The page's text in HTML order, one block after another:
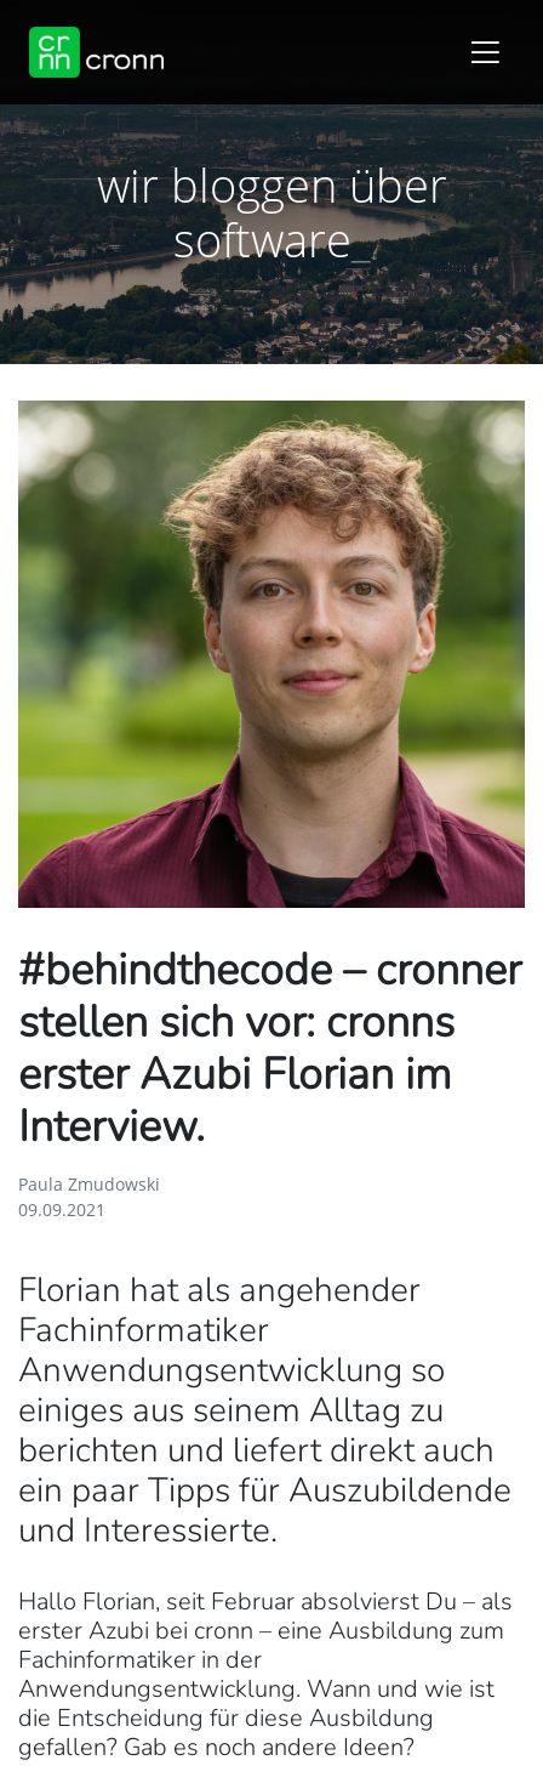
wir bloggen über
software_
#behindthecode – cronner
stellen sich vor: cronns
erster Azubi Florian im
Interview.
Paula Zmudowski
09.09.2021
Florian hat als angehender
Fachinformatiker
Anwendungsentwicklung so
einiges aus seinem Alltag zu
berichten und liefert direkt auch
ein paar Tipps für Auszubildende
und Interessierte.
Hallo Florian, seit Februar absolvierst Du – als
erster Azubi bei cronn – eine Ausbildung zum
Fachinformatiker in der
Anwendungsentwicklung. Wann und wie ist
die Entscheidung für diese Ausbildung
gefallen? Gab es noch andere Ideen?